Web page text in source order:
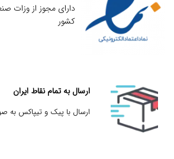
دارای مجوز از وزات
کشور
ارسال به تمام نقاط ایران
ارسال با پیک و تیپاکس به